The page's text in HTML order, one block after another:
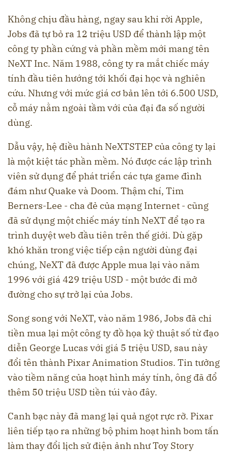
Không chịu đầu hàng, ngay sau khi rời Apple,
Jobs đã tự bỏ ra 12 triệu USD để thành lập một
công ty phần cứng và phần mềm mới mang tên
NeXT Inc. Năm 1988, công ty ra mắt chiếc máy
tính đầu tiên hướng tới khối đại học và nghiên
cứu. Nhưng với mức giá cơ bản lên tới 6.500 USD,
cỗ máy nằm ngoài tầm với của đại đa số người
dùng.
Dẫu vậy, hệ điều hành NeXTSTEP của công ty lại
là một kiệt tác phần mềm. Nó được các lập trình
viên sử dụng để phát triển các tựa game đình
đám như Quake và Doom. Thậm chí, Tim
Berners-Lee - cha đẻ của mạng Internet - cũng
đã sử dụng một chiếc máy tính NeXT để tạo ra
trình duyệt web đầu tiên trên thế giới. Dù gặp
khó khăn trong việc tiếp cận người dùng đại
chúng, NeXT đã được Apple mua lại vào năm
1996 với giá 429 triệu USD - một bước đi mở
đường cho sự trở lại của Jobs.
Song song với NeXT, vào năm 1986, Jobs đã chi
tiền mua lại một công ty đồ họa kỹ thuật số từ đạo
diễn George Lucas với giá 5 triệu USD, sau này
đổi tên thành Pixar Animation Studios. Tin tưởng
vào tiềm năng của hoạt hình máy tính, ông đã đổ
thêm 50 triệu USD tiền túi vào đây.
Canh bạc này đã mang lại quả ngọt rực rỡ. Pixar
liên tiếp tạo ra những bộ phim hoạt hình bom tấn
làm thay đổi lịch sử điện ảnh như Toy Story